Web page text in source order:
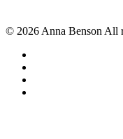
© 2026 Anna Benson All